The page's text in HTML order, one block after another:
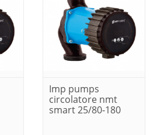
Imp pumps
circolatore nmt
smart 25/80-180